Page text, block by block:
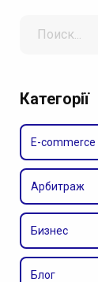
Категорії
E-commerce
Арбитраж
Бизнес
Блог